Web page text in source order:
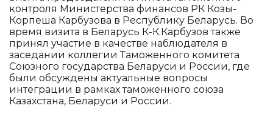
контроля Министерства финансов РК Козы-
Корпеша Карбузова в Республику Беларусь. Во
время визита в Беларусь К-К.Карбузов также
принял участие в качестве наблюдателя в
заседании коллегии Таможенного комитета
Союзного государства Беларуси и России, где
были обсуждены актуальные вопросы
интеграции в рамках таможенного союза
Казахстана, Беларуси и России.